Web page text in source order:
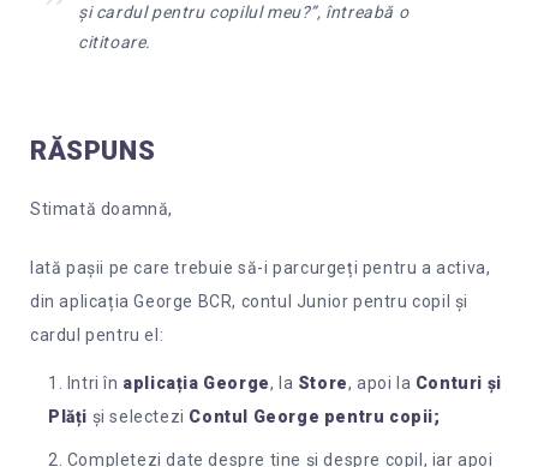
și cardul pentru copilul meu?”, întreabă o
cititoare.
RĂSPUNS
Stimată doamnă,
Iată pașii pe care trebuie să-i parcurgeți pentru a activa,
din aplicația George BCR, contul Junior pentru copil și
cardul pentru el:
Intri în aplicația George, la Store, apoi la Conturi și
Plăți și selectezi Contul George pentru copii;
Completezi date despre tine și despre copil, iar apoi